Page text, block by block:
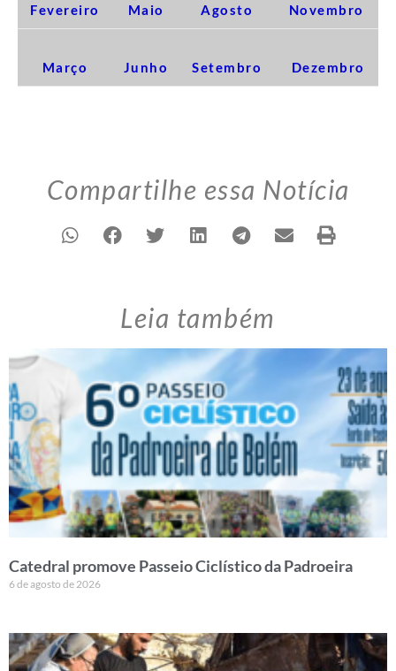
Fevereiro Maio Agosto Novembro
Março Junho Setembro Dezembro
Compartilhe essa Notícia
Leia também
Catedral promove Passeio Ciclístico da Padroeira
6 de agosto de 2026